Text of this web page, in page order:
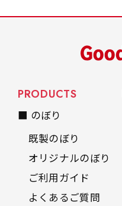
PRODUCTS
■ のぼり
既製のぼり
オリジナルのぼり
ご利用ガイド
よくあるご質問